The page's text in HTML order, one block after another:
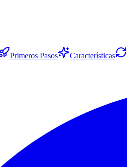
Primeros Pasos Características